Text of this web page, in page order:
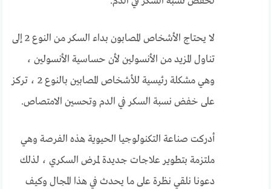
لا يحتاج الأشخاص المصابون بداء السكر من النوع 2 إلى
تناول المزيد من الأنسولين لأن حساسية الأنسولين ،
وهي مشكلة رئيسية للأشخاص المصابين بالنوع 2 ، تركز
على خفض نسبة السكر في الدم وتحسين الامتصاص.
أدركت صناعة التكنولوجيا الحيوية هذه الفرصة وهي
ملتزمة بتطوير علاجات جديدة لمرض السكري ، لذلك
دعونا نلقي نظرة على ما يحدث في هذا المجال وكيف